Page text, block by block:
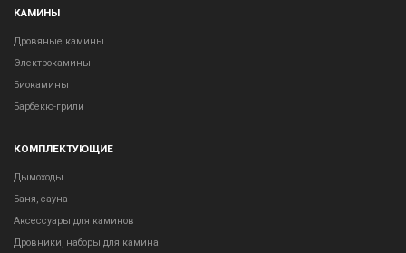
КАМИНЫ
Дровяные камины
Электрокамины
Биокамины
Барбекю-грили
КОМПЛЕКТУЮЩИЕ
Дымоходы
Баня, сауна
Аксессуары для каминов
Дровники, наборы для камина